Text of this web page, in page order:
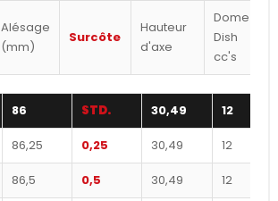
Alésage
(mm)
Surcôte
Hauteur
d'axe
Dome /
Dish
cc's
86 STD. 30,49 12
86,25 0,25 30,49 12
86,5 0,5 30,49 12